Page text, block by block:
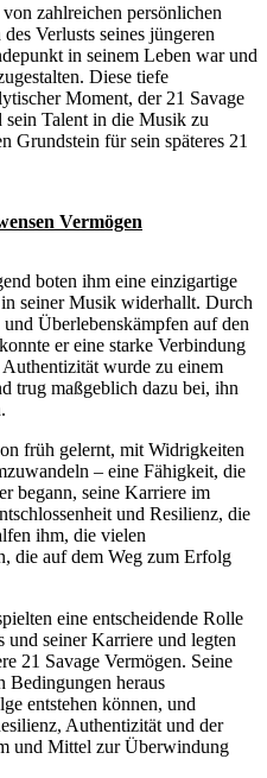
zahlreichen persönlichen
Verlusts seines jüngeren
in seinem Leben war und
Diese tiefe
Moment, der 21 Savage
sein Talent in die Musik zu
Grundstein für sein späteres 21
Vermögen
boten ihm eine einzigartige
seiner Musik widerhallt. Durch
Überlebenskämpfen auf den
er eine starke Verbindung
wurde zu einem
trug maßgeblich dazu bei, ihn
früh gelernt, mit Widrigkeiten
– eine Fähigkeit, die
begann, seine Karriere im
und Resilienz, die
ihm, die vielen
die auf dem Weg zum Erfolg
eine entscheidende Rolle
und seiner Karriere und legten
21 Savage Vermögen. Seine
Bedingungen heraus
entstehen können, und
Authentizität und der
und Mittel zur Überwindung